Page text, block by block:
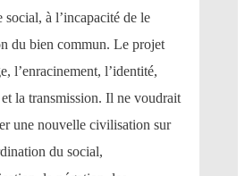
social, à l’incapacité de le
du bien commun. Le projet
l’enracinement, l’identité,
la transmission. Il ne voudrait
une nouvelle civilisation sur
du social,